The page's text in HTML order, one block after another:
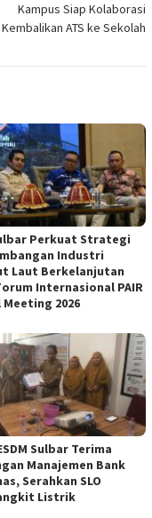
Kampus Siap Kolaborasi
Kembalikan ATS ke Sekolah
Perkuat Strategi
Industri
Laut Berkelanjutan
Internasional PAIR
Meeting 2026
Sulbar Terima
Manajemen Bank
Serahkan SLO
Listrik